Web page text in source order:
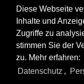
Diese Webseite
Inhalte und
Zugriffe zu
stimmen Sie der
zu. Mehr erfahren:
Datenschutz ,